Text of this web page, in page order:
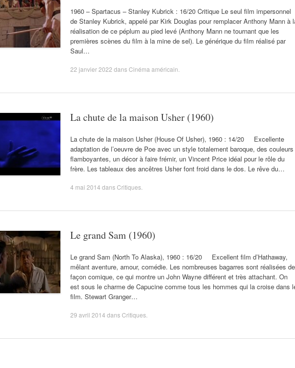
1960 – Spartacus – Stanley Kubrick : 16/20 Critique Le seul film impersonnel
de Stanley Kubrick, appelé par Kirk Douglas pour remplacer Anthony Mann à
réalisation de ce péplum au pied levé (Anthony Mann ne tournant que les
premières scènes du film à la mine de sel). Le générique du film réalisé par
Saul…
22 janvier 2022 dansCinéma américain
La chute de la maison Usher (1960)
La chute de la maison Usher (House Of Usher), 1960 : 14/20 Excellente
adaptation de l’oeuvre de Poe avec un style totalement baroque, des couleurs
flamboyantes, un décor à faire frémir, un Vincent Price idéal pour le rôle du
frère. Les tableaux des ancêtres Usher font froid dans le dos. Le rêve du…
4 mai 2014 dansCritiques
Le grand Sam (1960)
Le grand Sam (North To Alaska), 1960 : 16/20 Excellent film d’Hathaway,
mêlant aventure, amour, comédie. Les nombreuses bagarres sont réalisées de
façon comique, ce qui montre un John Wayne différent et très attachant. On
est sous le charme de Capucine comme tous les hommes qui la croise dans
film. Stewart Granger…
29 avril 2014 dansCritiques